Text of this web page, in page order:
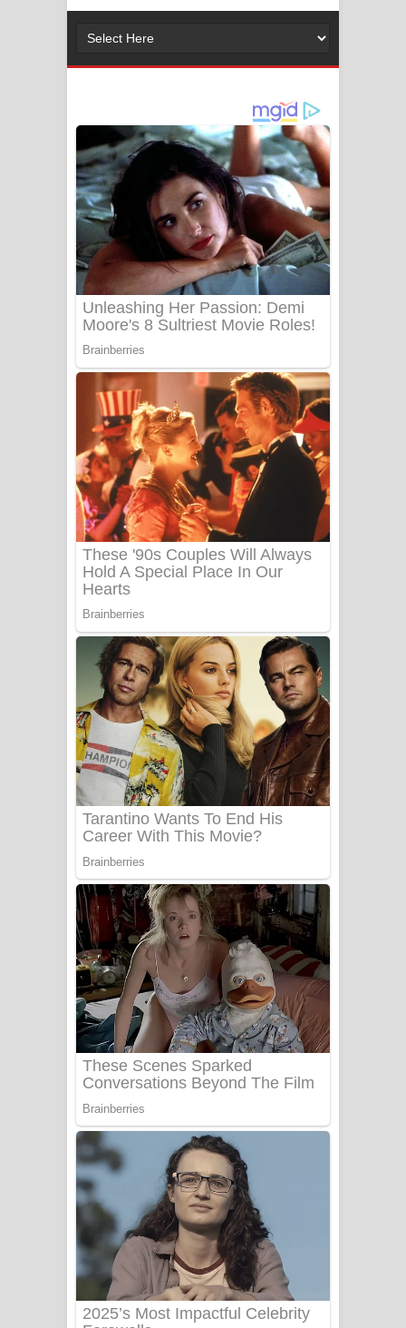
දුන් ආදරේ ගීතයේ පද පෙළ
- ලියමුද දැන් අනාගතේ ගීතයේ පද පෙළ
Doni Song Lyrics - දෝණි ගීතයේ පද
පෙළ
Benthara Palame Song Lyrics -
බෙන්තර පාලමේ ගීතයේ පද පෙළ
Sanda Babalena Song Lyrics - සඳ
Adare Wadi Nisa Song Lyrics - ආදරේ
වැඩි නිසා ගීතයේ පද පෙළ
UNUHUMA Song Lyrics - උණුහුම
ගීතයේ පද පෙළ
Katakara Song Lyrics - කටකාර ගීතයේ
පද පෙළ
Tharu Yaye Dilena Song Lyrics - තරු
යායේ දිලෙනා ගීතයේ පද පෙළ
Ow Man Sosa Song Lyrics - ඔව් මං
සෝසා ගීතයේ පද පෙළ
Heavy Weight Song Lyrics
Aye Lanweela Song Lyrics - ආයේ
ලංවීලා ගීතයේ පද පෙළ
Ala purannata Song Lyrics - ආල
පුරන්නට ගීතයේ පද පෙළ
FEVER DREAM Lyrics - Alex Warren
BTS : Hooligan Lyrics
Apa Hamuwee Song Lyrics - අප හමුවී
ගීතයේ පද පෙළ
PATHINIYE Song Lyrics - පතිනියනේ
ගීතයේ පද පෙළ
Sorry Sir Song Lyrics - සොරි සර්
ගීතයේ පද පෙළ
Mathaka Aluthin Liyanna Song Lyrics
- මතක අලුතින් ලියන්න ගීතයේ පද පෙළ